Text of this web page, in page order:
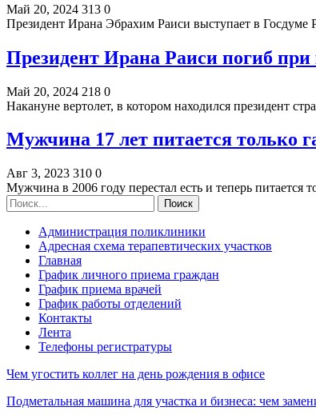
Май 20, 2024 313 0
Президент Ирана Эбрахим Раиси выступает в
Президент Ирана Раиси погиб
Май 20, 2024 218 0
Накануне вертолет, в котором находился президент
Мужчина 17 лет питается только
Авг 3, 2023 310 0
Мужчина в 2006 году перестал есть и теперь
Администрация поликлиники
Адресная схема терапевтических участков
Главная
График личного приема граждан
График приема врачей
График работы отделений
Контакты
Лента
Телефоны регистратуры
Чем угостить коллег на день рождения в офисе
Подметальная машина для участка и бизнеса: чем